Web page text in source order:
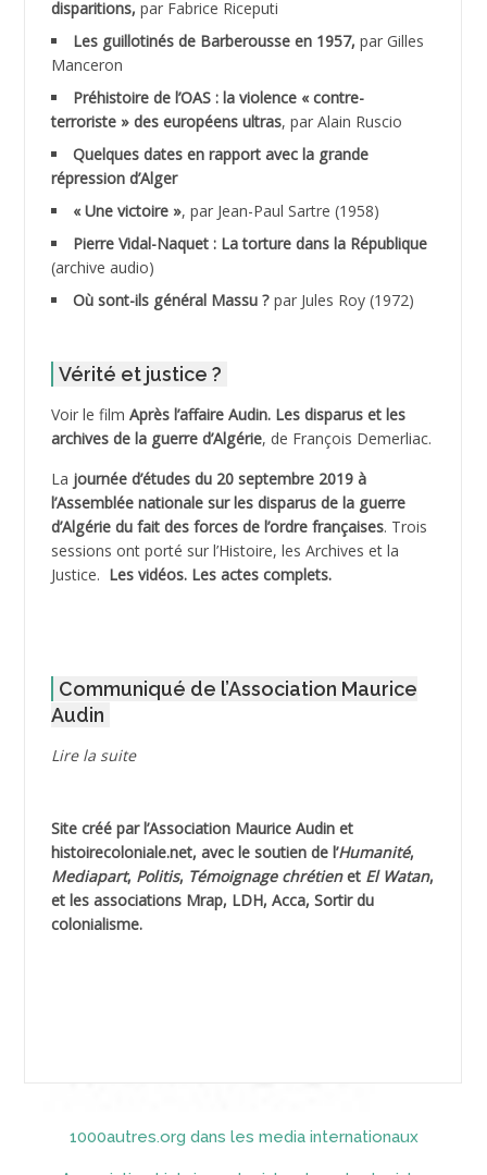
ADANE Ramdane *
ADDAD
ADDALA Boualem*
ADDANE
ADDECHE Rachid
ADELIOUAT Vve AIT SAADA
ADJANI Khaled
ADJAOUT
ADNI Mohamed Akli
ADOUL Arab *
AGOULMINE
AHLOUCHE Mabrouk *
AIBLIED Ahmed
AICI (ou AISSI) Laïd
disparitions, par Fabrice Riceputi
Les guillotinés de Barberousse en 1957, par Gilles
Manceron
Préhistoire de l’OAS : la violence « contre-
terroriste » des européens ultras, par Alain Ruscio
Quelques dates en rapport avec la grande
répression d’Alger
« Une victoire », par Jean-Paul Sartre (1958)
Pierre Vidal-Naquet : La torture dans la République
(archive audio)
Où sont-ils général Massu ? par Jules Roy (1972)
Vérité et justice ?
Voir le film Après l’affaire Audin. Les disparus et les
archives de la guerre d’Algérie, de François Demerliac.
La journée d’études du 20 septembre 2019 à
l’Assemblée nationale sur les disparus de la guerre
d’Algérie du fait des forces de l’ordre françaises. Trois
sessions ont porté sur l’Histoire, les Archives et la
Justice. Les vidéos. Les actes complets.
Communiqué de l’Association Maurice
Audin
Lire la suite
Site créé par l’Association Maurice Audinet
histoirecoloniale.net, avec le soutien de l’Humanité,
Mediapart, Politis, Témoignage chrétienet El Watan,
et les associations Mrap, LDH, Acca, Sortir du
colonialisme.
1000autres.org dans les media internationaux